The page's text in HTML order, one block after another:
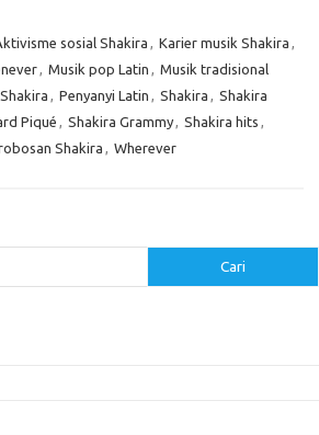
sosial Shakira , Karier musik Shakira ,
, Musik pop Latin , Musik tradisional
, Penyanyi Latin , Shakira , Shakira
Piqué , Shakira Grammy, Shakira hits ,
Shakira , Wherever
Cari